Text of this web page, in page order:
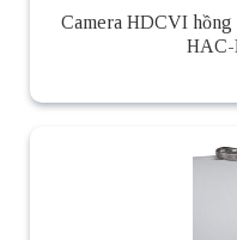
Camera HDCVI
HAC-